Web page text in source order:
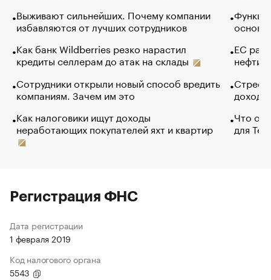
Выживают сильнейших. Почему компании
избавляются от лучших сотрудников
Как банк Wildberries резко нарастил
кредиты селлерам до атак на склады
Сотрудники открыли новый способ вредить
компаниям. Зачем им это
Как налоговики ищут доходы
неработающих покупателей яхт и квартир
основ
ЕС
нефти
Что
для
Регистрация ФНС
Дата регистрации
1 февраля 2019
Код налогового органа
5543